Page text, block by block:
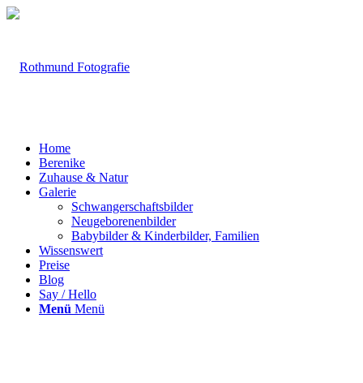
Home
Berenike
Zuhause & Natur
Galerie
Schwangerschaftsbilder
Neugeborenenbilder
Babybilder & Kinderbilder, Familien
Wissenswert
Preise
Blog
Say / Hello
Menü Menü